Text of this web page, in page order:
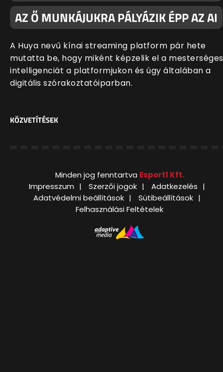
AZ Ő MUNKÁJUKRA PÁLYÁZIK ÉPP AZ AI
A Huya nevű kínai streaming platform pár hete
mutatta be, hogy miként képzelik el a mesterséges
intelligenciát a platformjukon és úgy általában a
digitális szórakoztatóiparban.
KÖZVETÍTÉSEK
Minden jog fenntartva Esport1 Kft.
Impresszum
Szerzői jogok
Adatkezelés
Adatvédelmi beállítások
Sütibeállítások
Felhasználási Feltételek